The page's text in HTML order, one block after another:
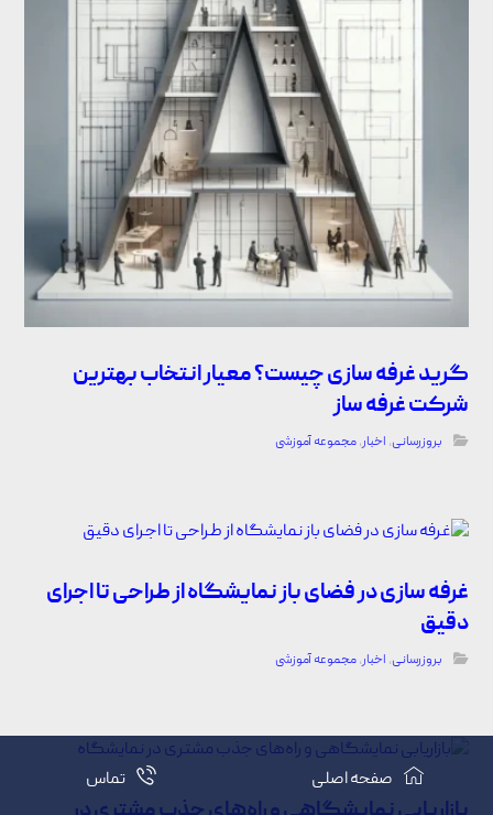
گرید غرفه سازی چیست؟ معیار انتخاب بهترین
شرکت غرفه ساز
بروزرسانی, اخبار,مجموعه آموزشی
غرفه سازی در فضای باز نمایشگاه از طراحی تا اجرای
دقیق
بروزرسانی, اخبار,مجموعه آموزشی
صفحه اصلی تماس